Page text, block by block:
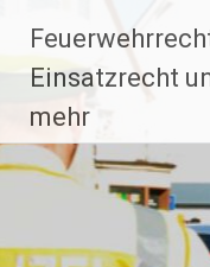
Inhalt
springen
Einsatzrecht
mehr